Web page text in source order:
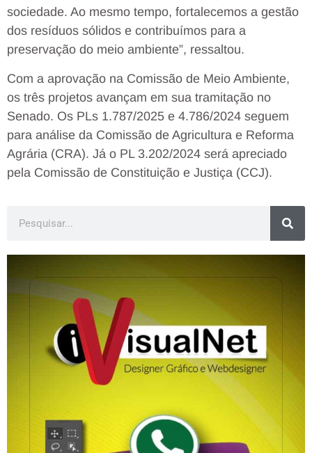
sociedade. Ao mesmo tempo, fortalecemos a gestão
dos resíduos sólidos e contribuímos para a
preservação do meio ambiente”, ressaltou.
Com a aprovação na Comissão de Meio Ambiente,
os três projetos avançam em sua tramitação no
Senado. Os PLs 1.787/2025 e 4.786/2024 seguem
para análise da Comissão de Agricultura e Reforma
Agrária (CRA). Já o PL 3.202/2024 será apreciado
pela Comissão de Constituição e Justiça (CCJ).